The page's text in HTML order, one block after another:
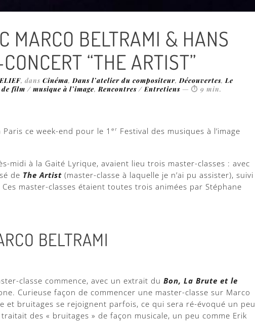
MARCO BELTRAMI & HANS
“THE ARTIST”
, dans Cinéma, Dans l’atelier du compositeur, Découvertes, Le
film / musique à l’image, Rencontres / Entretiens— ⏱ 9 min.
ce week-end pour le 1 er Festival des musiques à l’image
midi à la Gaité Lyrique, avaient lieu trois master-classes : avec
de The Artist (master-classe à laquelle je n’ai pu assister), suivi
master-classes étaient toutes trois animées par Stéphane
BELTRAMI
classe commence, avec un extrait du Bon, La Brute et le
Curieuse façon de commencer une master-classe sur Marco
et bruitages se rejoignent parfois, ce qui sera ré-évoqué un peu
des « bruitages » de façon musicale, un peu comme Erik